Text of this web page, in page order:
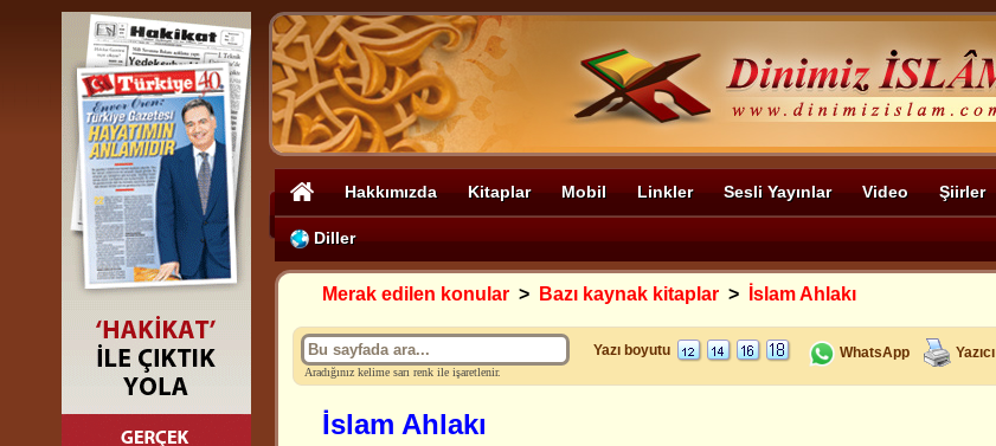
Hakkımızda Kitaplar Mobil Linkler Sesli Yayınlar Video Şiirler
Diller
Merak edilen konular > Bazı kaynak kitaplar > İslam Ahlakı
Aradığınız kelime sarı renk ile işaretlenir.
Yazı boyutu WhatsApp Yazıcı
İslam Ahlakı